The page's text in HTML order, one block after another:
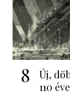
8
Új,
110